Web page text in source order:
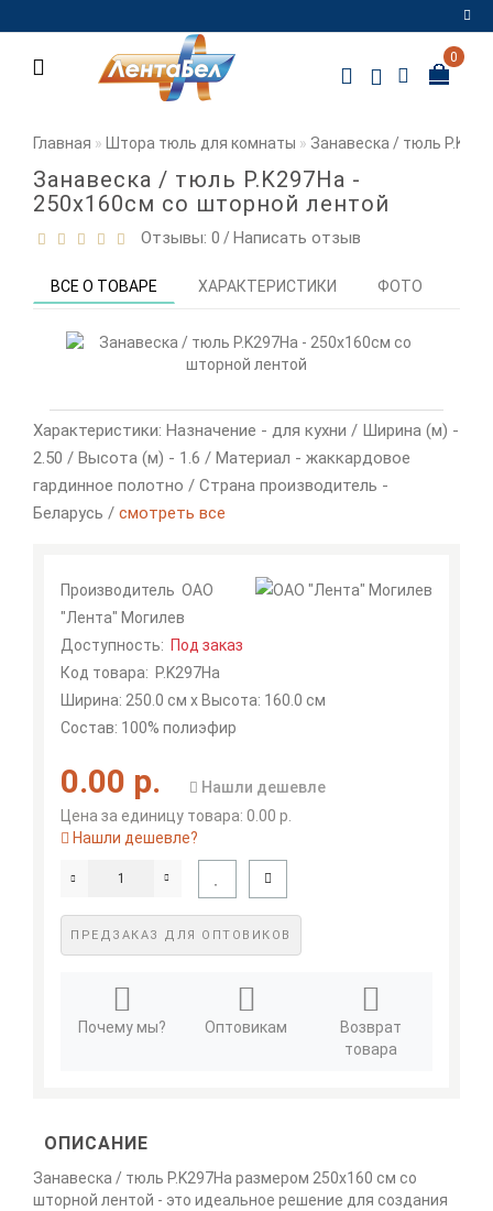
Регистрация
0
Главная Штора тюль для комнаты Занавеска / тюль
Занавеска / тюль P.K297Ha -
250х160см со шторной лентой
Отзывы: 0 /Написать отзыв
ВСЕ О ТОВАРЕ ХАРАКТЕРИСТИКИ ФОТО
Характеристики: Назначение - для кухни / Ширина (м) -
2.50 / Высота (м) - 1.6 / Материал - жаккардовое
гардинное полотно / Страна производитель -
Беларусь / смотреть все
Производитель ОАО
"Лента" Могилев
Доступность: Под заказ
Код товара: P.K297Ha
Ширина: 250.0 см x Высота: 160.0 см
Состав: 100% полиэфир
0.00 р.
Нашли дешевле
Цена за единицу товара: 0.00 р.
Нашли дешевле?
ПРЕДЗАКАЗ ДЛЯ ОПТОВИКОВ
Почему мы? Оптовикам
Возврат
товара
ОПИСАНИЕ
Занавеска / тюль P.K297Ha размером 250х160 см со
шторной лентой - это идеальное решение для создания